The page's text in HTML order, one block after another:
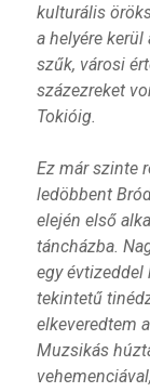
kulturális
a helyére
szűk, városi
százezreket
Tokióig.
Ez már szinte
ledöbbent
elején első
táncházba.
egy évtizeddel
tekintetű
elkeveredtem
Muzsikás